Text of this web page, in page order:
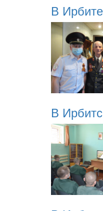
В
В